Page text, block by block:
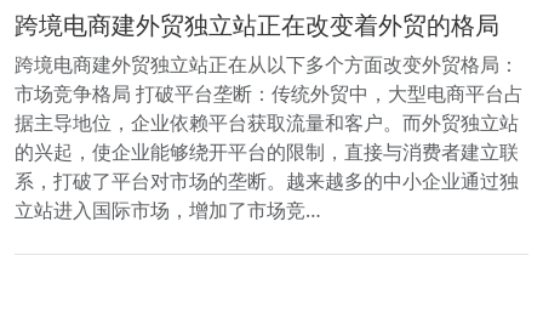
跨境电商建外贸独立站正在改变着外贸的格局
跨境电商建外贸独立站正在从以下多个方面改变外贸格局：
市场竞争格局 打破平台垄断：传统外贸中，大型电商平台占
据主导地位，企业依赖平台获取流量和客户。而外贸独立站
的兴起，使企业能够绕开平台的限制，直接与消费者建立联
系，打破了平台对市场的垄断。越来越多的中小企业通过独
立站进入国际市场，增加了市场竞…